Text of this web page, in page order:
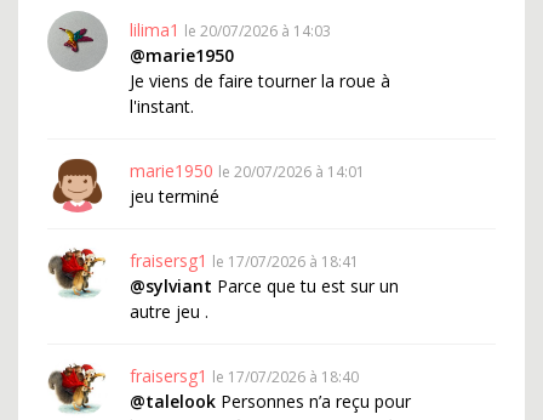
lilima1 le 20/07/2026 à 14:03
@marie1950
Je viens de faire tourner la roue à
l'instant.
marie1950 le 20/07/2026 à 14:01
jeu terminé
fraisersg1 le 17/07/2026 à 18:41
@sylviant Parce que tu est sur un
autre jeu .
fraisersg1 le 17/07/2026 à 18:40
@talelook Personnes n’a reçu pour